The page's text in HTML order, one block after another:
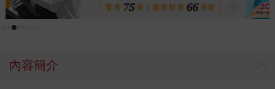
內容簡介